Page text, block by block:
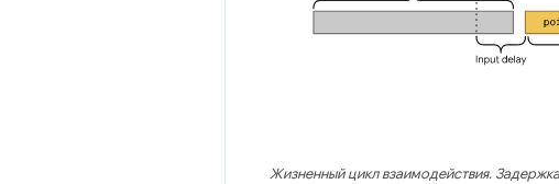
Жизненный цикл взаимодействия.